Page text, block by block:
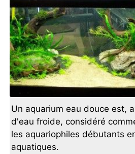
Un aquarium eau douce est,
d'eau froide, considéré
les aquariophiles débutants
aquatiques.